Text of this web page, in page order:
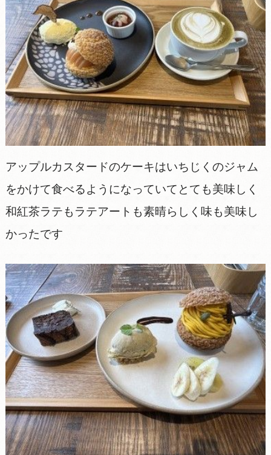
アップルカスタードのケーキはいちじくのジャム
をかけて食べるようになっていてとても美味しく
和紅茶ラテもラテアートも素晴らしく味も美味し
かったです